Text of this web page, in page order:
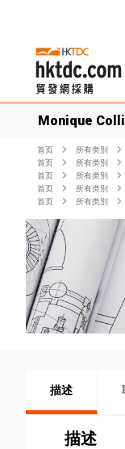
Monique
首页 所有类別
首页
所有类別
首页
所有类別
首页
所有类別
首页
所有类別
描述
描述